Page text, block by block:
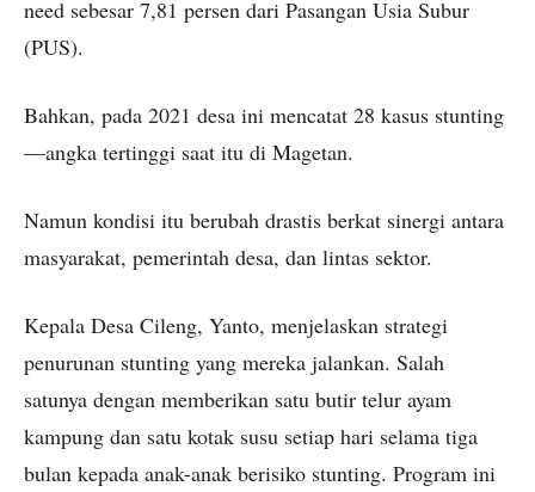
need sebesar 7,81 persen dari Pasangan Usia Subur
(PUS).
Bahkan, pada 2021 desa ini mencatat 28 kasus stunting
—angka tertinggi saat itu di Magetan.
Namun kondisi itu berubah drastis berkat sinergi antara
masyarakat, pemerintah desa, dan lintas sektor.
Kepala Desa Cileng, Yanto, menjelaskan strategi
penurunan stunting yang mereka jalankan. Salah
satunya dengan memberikan satu butir telur ayam
kampung dan satu kotak susu setiap hari selama tiga
bulan kepada anak-anak berisiko stunting. Program ini